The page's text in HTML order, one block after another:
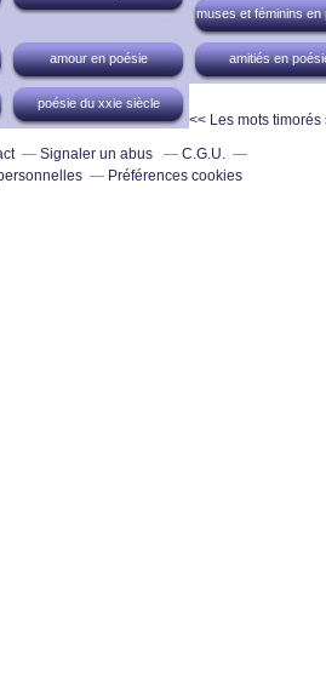
muses et féminins en
amour en poésie amitiés en
poésie du xxie siècle
<< Les mots timorés
Signaler un abus
C.G.U.
Préférences cookies